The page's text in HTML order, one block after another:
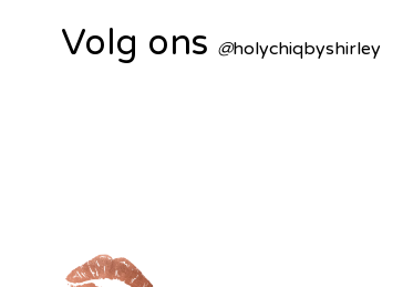
Volg ons @holychiqbyshirley